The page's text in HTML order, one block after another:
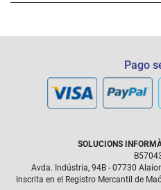
Pago
SOLUCIONS
Avda. Indústria, 94B - 07730
Inscrita en el Registro Mercantil de